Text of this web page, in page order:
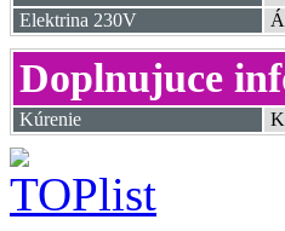
Elektrina 230V
Doplnujuce
Kúrenie